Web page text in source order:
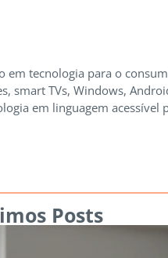
em tecnologia para o
smart TVs, Windows,
em linguagem acessível
Posts